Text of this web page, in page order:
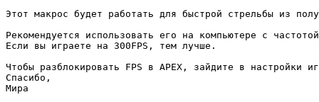
Этот макрос будет работать для быстрой стрельбы из
Рекомендуется использовать его на компьютере с
Если вы играете на 300FPS, тем лучше.
Чтобы разблокировать FPS в APEX, зайдите в
Спасибо,
Мира